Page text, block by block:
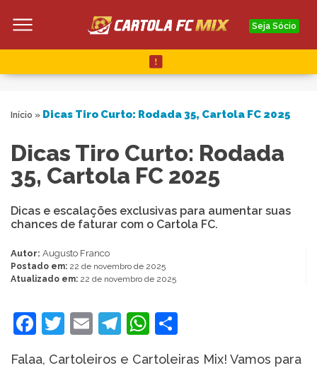
Seja Sócio
Início » Dicas Tiro Curto: Rodada 35, Cartola FC 2025
Dicas Tiro Curto: Rodada
35, Cartola FC 2025
Dicas e escalações exclusivas para aumentar suas
chances de faturar com o Cartola FC.
Autor: Augusto Franco
Postado em: 22 de novembro de 2025
Atualizado em: 22 de novembro de 2025
Facebook
Twitter
EmailTelegram
WhatsApp
Falaa, Cartoleiros e Cartoleiras Mix! Vamos para